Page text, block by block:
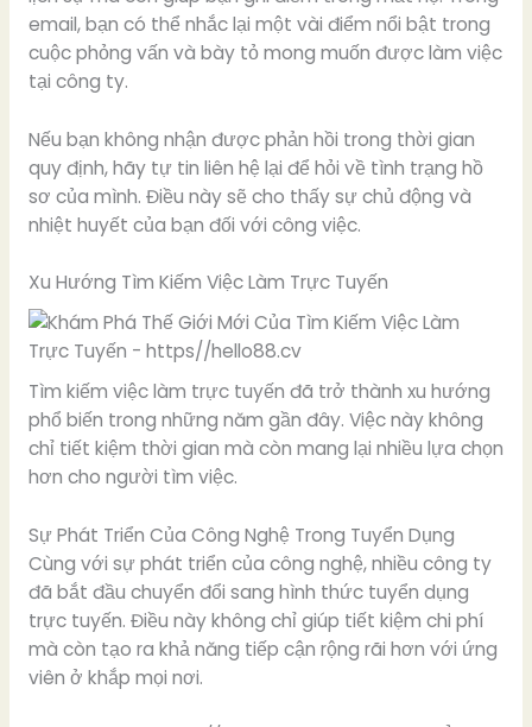
email, bạn có thể nhắc lại một vài điểm nổi bật trong
cuộc phỏng vấn và bày tỏ mong muốn được làm việc
tại công ty.
Nếu bạn không nhận được phản hồi trong thời gian
quy định, hãy tự tin liên hệ lại để hỏi về tình trạng hồ
sơ của mình. Điều này sẽ cho thấy sự chủ động và
nhiệt huyết của bạn đối với công việc.
Xu Hướng Tìm Kiếm Việc Làm Trực Tuyến
Tìm kiếm việc làm trực tuyến đã trở thành xu hướng
phổ biến trong những năm gần đây. Việc này không
chỉ tiết kiệm thời gian mà còn mang lại nhiều lựa chọn
hơn cho người tìm việc.
Sự Phát Triển Của Công Nghệ Trong Tuyển Dụng
Cùng với sự phát triển của công nghệ, nhiều công ty
đã bắt đầu chuyển đổi sang hình thức tuyển dụng
trực tuyến. Điều này không chỉ giúp tiết kiệm chi phí
mà còn tạo ra khả năng tiếp cận rộng rãi hơn với ứng
viên ở khắp mọi nơi.